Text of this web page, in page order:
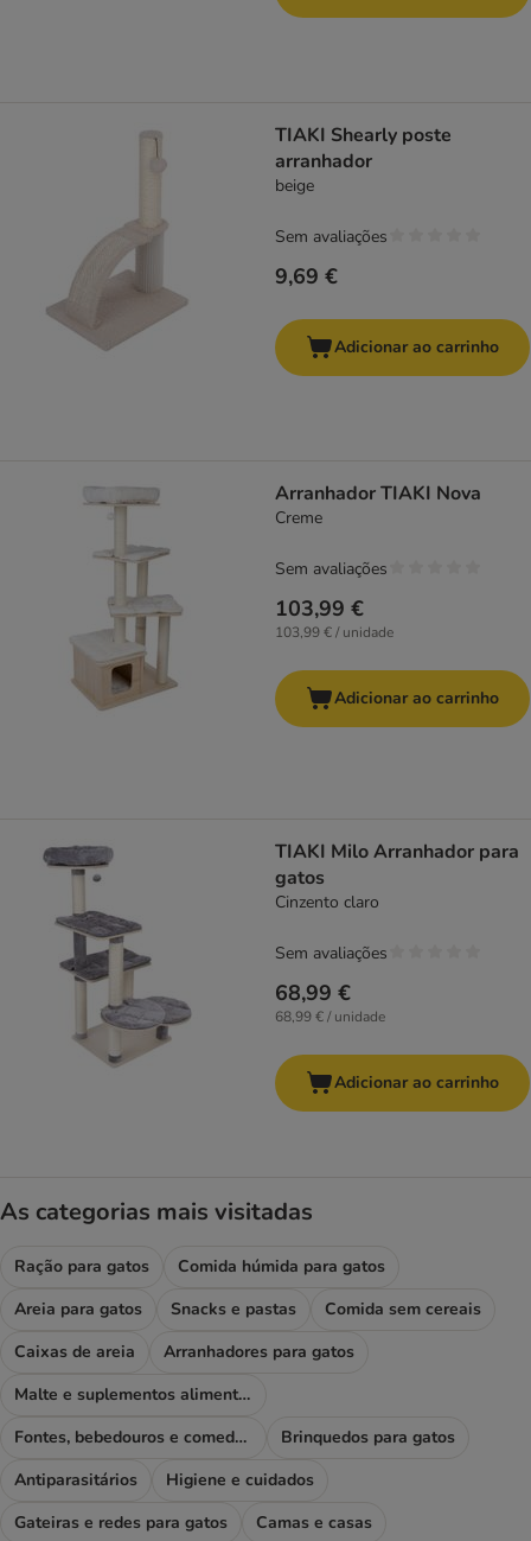
TIAKI Shearly poste
arranhador
beige
9,69 €
Sem avaliações
Adicionar ao carrinho
Arranhador TIAKI Nova
Creme
103,99 €
103,99 € / unidade
Sem avaliações
Adicionar ao carrinho
TIAKI Milo Arranhador para
gatos
Cinzento claro
68,99 €
68,99 € / unidade
Sem avaliações
Adicionar ao carrinho
As categorias mais visitadas
Ração para gatos
Comida húmida para gatos
Areia para gatos
Snacks e pastas
Comida sem cereais
Caixas de areia
Arranhadores para gatos
Malte e suplementos alimentares
Fontes, bebedouros e comedouros
Brinquedos para gatos
Antiparasitários
Higiene e cuidados
Gateiras e redes para gatos
Camas e casas